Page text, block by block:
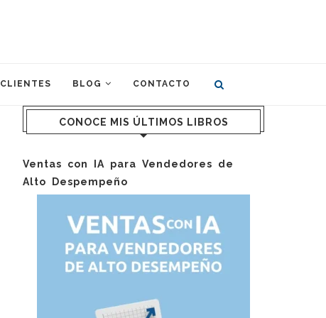
CLIENTES BLOG CONTACTO
CONOCE MIS ÚLTIMOS LIBROS
Ventas con IA para Vendedores de
Alto Despempeño